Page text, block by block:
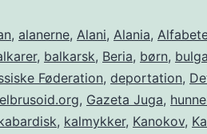
, alanerne, Alani, Alania,
, balkarsk, Beria, børn,
Føderation, deportation,
elbrusoid.org, Gazeta Juga,
, kalmykker, Kanokov,